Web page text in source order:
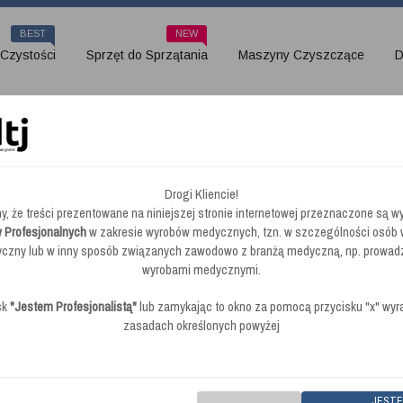
BEST
Sprzęt do Sprzątania
NEW
Maszyny Czyszczące
i szklanych
mycia naczyń zwykłych i
Kiehl Diwa Evo - płyn do mycia naczyń zwykłych i
Drogi Kliencie!
że treści prezentowane na niniejszej stronie internetowej przeznaczone są
Profesjonalnychw zakresie wyrobów medycznych, tzn. w szczególności osób
lub w inny sposób związanych zawodowo z branżą medyczną, np.
wyrobami medycznymi.
"Jestem Profesjonalistą"lub zamykając to okno za pomocą przycisku "x"
zasadach określonych powyżej